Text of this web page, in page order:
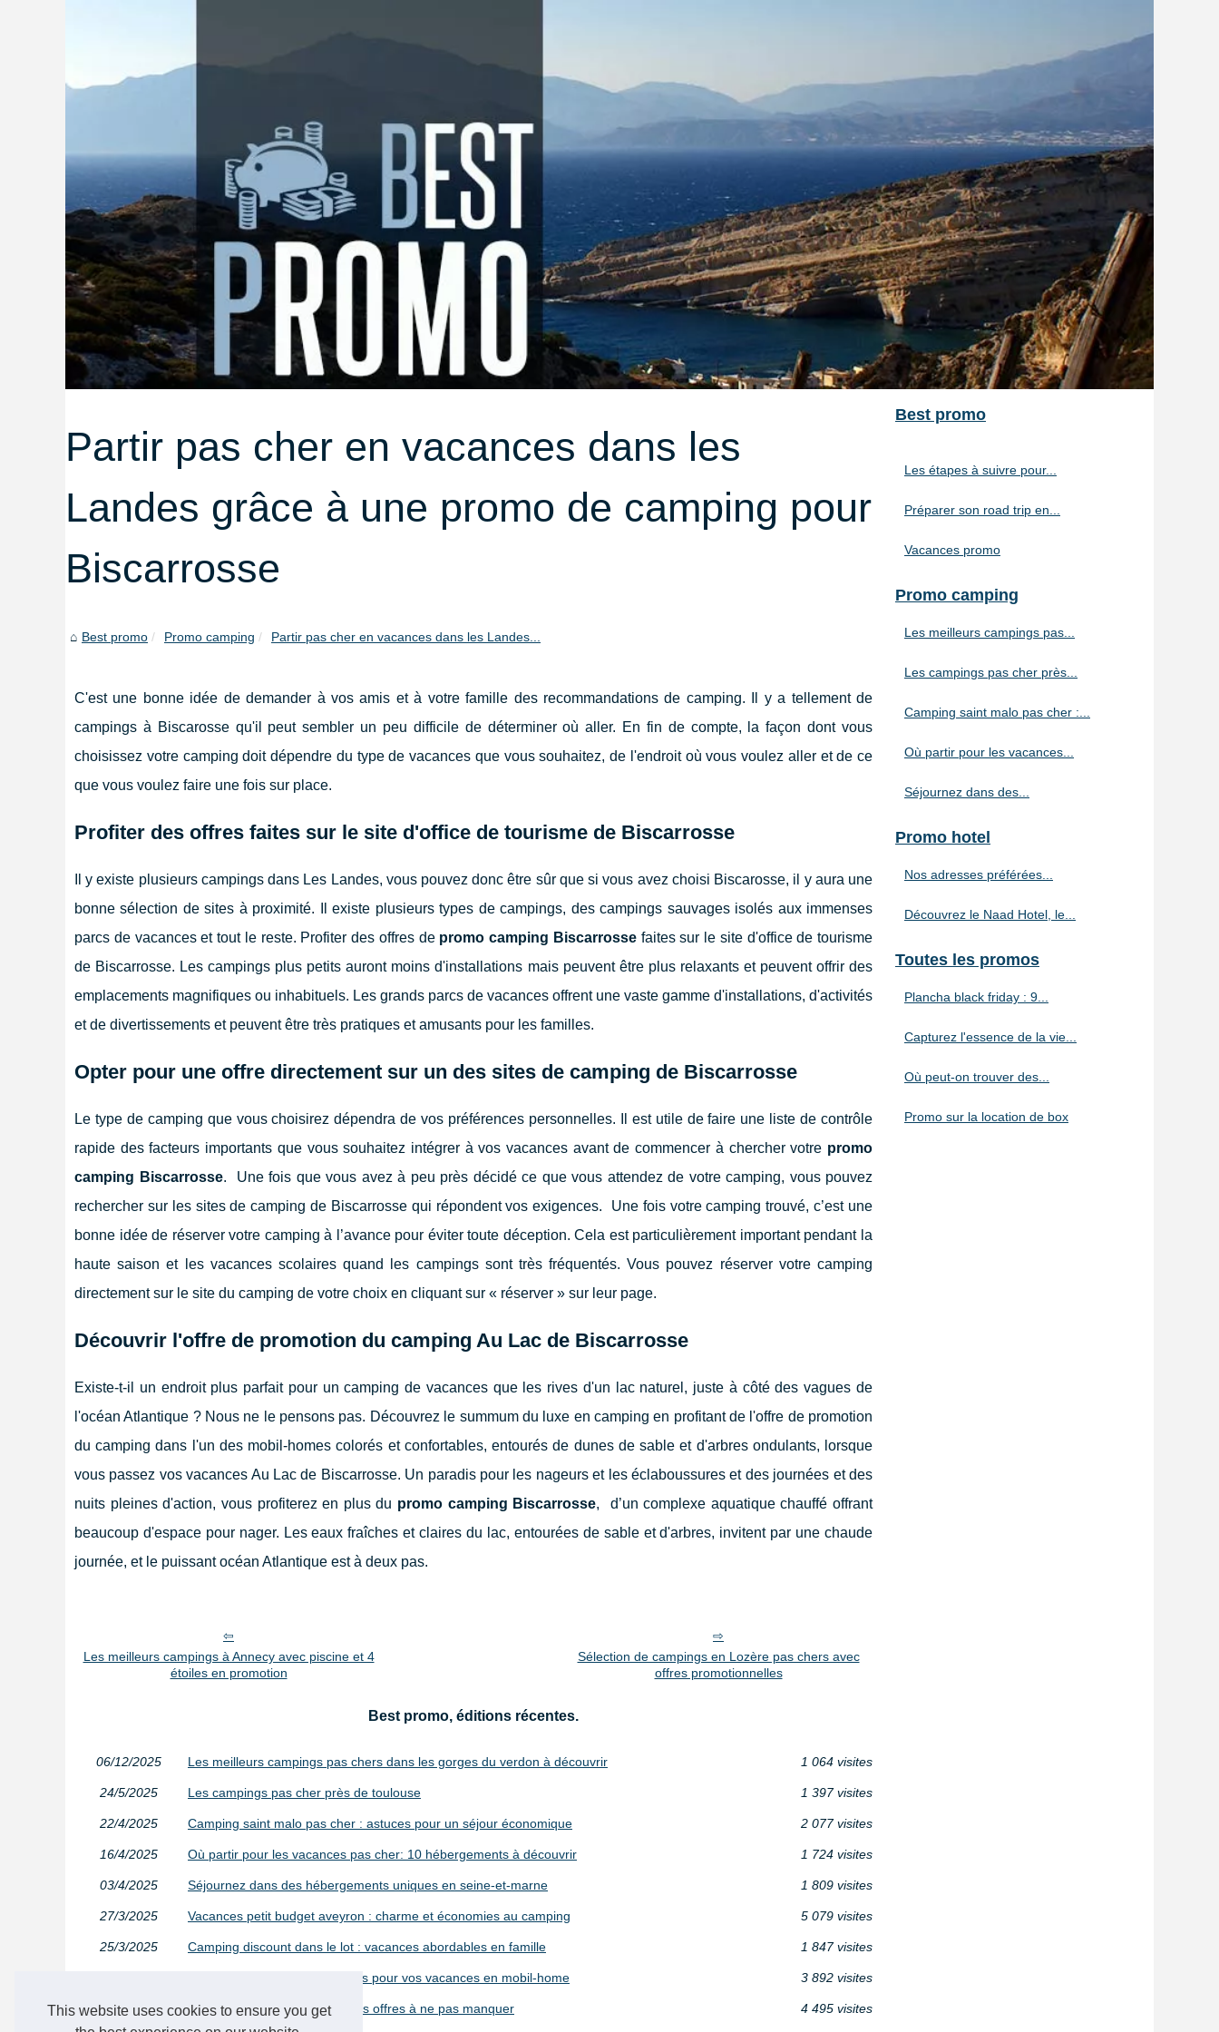
This website uses cookies to ensure you get
Partir pas cher en vacances dans les
Landes grâce à une promo de camping pour
Biscarrosse
Best promo Promo camping Partir pas cher en vacances dans les Landes...
C'est une bonne idée de demander à vos amis et à votre famille des recommandations de camping. Il y a tellement de
campings à Biscarosse qu'il peut sembler un peu difficile de déterminer où aller. En fin de compte, la façon dont vous
choisissez votre camping doit dépendre du type de vacances que vous souhaitez, de l'endroit où vous voulez aller et de ce
que vous voulez faire une fois sur place.
Profiter des offres faites sur le site d'office de tourisme de Biscarrosse
Il y existe plusieurs campings dans Les Landes, vous pouvez donc être sûr que si vous avez choisi Biscarosse, il y aura une
bonne sélection de sites à proximité. Il existe plusieurs types de campings, des campings sauvages isolés aux immenses
parcs de vacances et tout le reste. Profiter des offres de promo camping Biscarrossefaites sur le site d'office de tourisme
de Biscarrosse. Les campings plus petits auront moins d'installations mais peuvent être plus relaxants et peuvent offrir des
emplacements magnifiques ou inhabituels. Les grands parcs de vacances offrent une vaste gamme d'installations, d'activités
et de divertissements et peuvent être très pratiques et amusants pour les familles.
Opter pour une offre directement sur un des sites de camping de Biscarrosse
Le type de camping que vous choisirez dépendra de vos préférences personnelles. Il est utile de faire une liste de contrôle
rapide des facteurs importants que vous souhaitez intégrer à vos vacances avant de commencer à chercher votre promo
camping Biscarrosse. Une fois que vous avez à peu près décidé ce que vous attendez de votre camping, vous pouvez
rechercher sur les sites de camping de Biscarrosse qui répondent vos exigences. Une fois votre camping trouvé, c’est une
bonne idée de réserver votre camping à l’avance pour éviter toute déception. Cela est particulièrement important pendant la
haute saison et les vacances scolaires quand les campings sont très fréquentés. Vous pouvez réserver votre camping
directement sur le site du camping de votre choix en cliquant sur « réserver » sur leur page.
Découvrir l'offre de promotion du camping Au Lac de Biscarrosse
Existe-t-il un endroit plus parfait pour un camping de vacances que les rives d'un lac naturel, juste à côté des vagues de
l'océan Atlantique ? Nous ne le pensons pas. Découvrez le summum du luxe en camping en profitant de l'offre de promotion
du camping dans l'un des mobil-homes colorés et confortables, entourés de dunes de sable et d'arbres ondulants, lorsque
vous passez vos vacances Au Lac de Biscarrosse. Un paradis pour les nageurs et les éclaboussures et des journées et des
nuits pleines d'action, vous profiterez en plus du promo camping Biscarrosse, d’un complexe aquatique chauffé offrant
beaucoup d'espace pour nager. Les eaux fraîches et claires du lac, entourées de sable et d'arbres, invitent par une chaude
journée, et le puissant océan Atlantique est à deux pas.
Les meilleurs campings à Annecy avec piscine et 4
étoiles en promotion
Sélection de campings en Lozère pas chers avec
offres promotionnelles
Best promo, éditions récentes.
06/12/2025 Les meilleurs campings pas chers dans les gorges du verdon à découvrir 1 064 visites
24/5/2025 Les campings pas cher près de toulouse 1 397 visites
22/4/2025 Camping saint malo pas cher : astuces pour un séjour économique 2 077 visites
16/4/2025 Où partir pour les vacances pas cher: 10 hébergements à découvrir 1 724 visites
03/4/2025 Séjournez dans des hébergements uniques en seine-et-marne 1 809 visites
27/3/2025 Vacances petit budget aveyron : charme et économies au camping 5 079 visites
25/3/2025 Camping discount dans le lot : vacances abordables en famille 1 847 visites
Découvrez les meilleures offres pour vos vacances en mobil-home 3 892 visites
12/3/2025 Camping discount vendée : des offres à ne pas manquer 4 495 visites
Best promo
Les étapes à suivre pour...
Préparer son road trip en...
Vacances promo
Promo camping
Les meilleurs campings pas...
Les campings pas cher près...
Camping saint malo pas cher :...
Où partir pour les vacances...
Séjournez dans des...
Promo hotel
Nos adresses préférées...
Découvrez le Naad Hotel, le...
Toutes les promos
Plancha black friday : 9...
Capturez l'essence de la vie...
Où peut-on trouver des...
Promo sur la location de box